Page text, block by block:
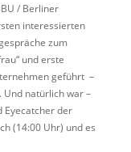
/ Berliner
interessierten
zum
und erste
geführt –
Und natürlich war –
Eyecatcher der
(14:00 Uhr) und es